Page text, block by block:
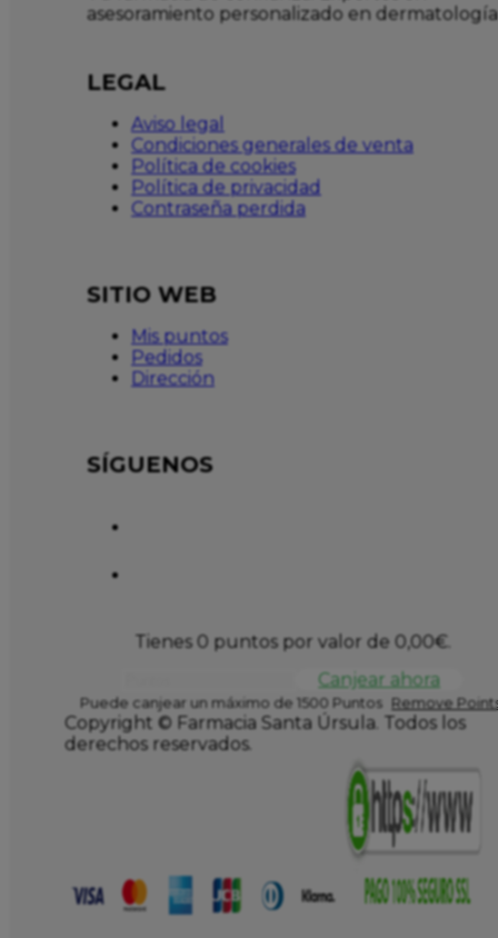
asesoramiento personalizado en dermatología
LEGAL
Aviso legal
Condiciones generales de venta
Política de cookies
Política de privacidad
Contraseña perdida
SITIO WEB
Mis puntos
Pedidos
Dirección
SÍGUENOS
Tienes 0 puntos por valor de 0,00€.
Canjear ahora
Puede canjear un máximo de 1500 Puntos Remove
Copyright © Farmacia Santa Úrsula. Todos los
derechos reservados.